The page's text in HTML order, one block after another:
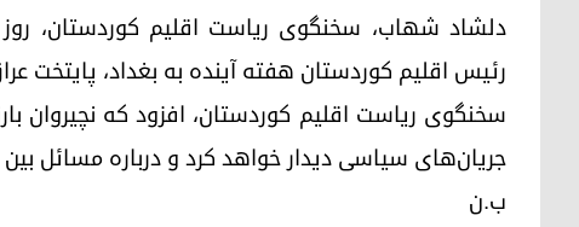
رئیس اقلیم کوردستان هفته آینده به بغداد، پایتخت
سخنگوی ریاست اقلیم کوردستان، افزود که نچیروان
جریان‌های سیاسی دیدار خواهد کرد و درباره مسائل
ب.ن